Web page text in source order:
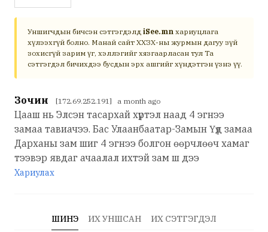
Уншигчдын бичсэн сэтгэгдэлд iSee.mn хариуцлага
хүлээхгүй болно. Манай сайт ХХЗХ-ны журмын дагуу зүй
зохисгүй зарим үг, хэллэгийг хязгаарласан тул Та
сэтгэгдэл бичихдээ бусдын эрх ашгийг хүндэтгэн үзнэ үү.
Зочин [172.69.252.191] a month ago
Цааш нь Элсэн тасархай хүртэл наад 4 эгнээ
замаа тавиачээ. Бас Улаанбаатар-Замын Үүд замаа
Дарханы зам шиг 4 эгнээ болгон өөрчлөөч хамаг
тээвэр явдаг ачаалал ихтэй зам ш дээ
Хариулах
ШИНЭ ИХ УНШСАН ИХ СЭТГЭГДЭЛ